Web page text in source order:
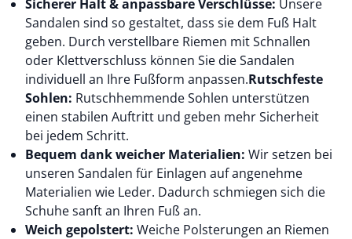
Sicherer Halt & anpassbare Verschlüsse: Unsere
Sandalen sind so gestaltet, dass sie dem Fuß Halt
geben. Durch verstellbare Riemen mit Schnallen
oder Klettverschluss können Sie die Sandalen
individuell an Ihre Fußform anpassen.Rutschfeste
Sohlen: Rutschhemmende Sohlen unterstützen
einen stabilen Auftritt und geben mehr Sicherheit
bei jedem Schritt.
Bequem dank weicher Materialien: Wir setzen bei
unseren Sandalen für Einlagen auf angenehme
Materialien wie Leder. Dadurch schmiegen sich die
Schuhe sanft an Ihren Fuß an.
Weich gepolstert: Weiche Polsterungen an Riemen